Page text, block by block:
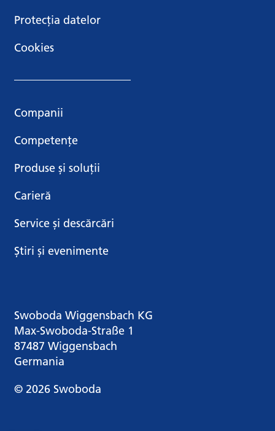
Protecția datelor
Cookies
Companii
Competențe
Produse și soluții
Carieră
Service și descărcări
Știri și evenimente
Swoboda Wiggensbach KG
Max-Swoboda-Straße 1
87487 Wiggensbach
Germania
© 2026 Swoboda